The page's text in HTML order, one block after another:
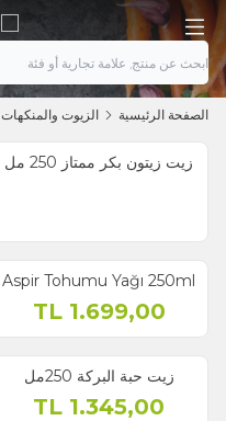
الصفحة الرئيسية الزيوت والمنكهات
زيت زيتون بكر ممتاز 250 مل
Aspir Tohumu Yağı 250ml
1.699,00
TL
زيت حبة البركة 250مل
1.345,00